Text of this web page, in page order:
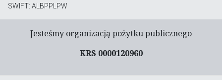
SWIFT: ALBPPLPW
Jesteśmy organizacją pożytku publicznego
KRS 0000120960